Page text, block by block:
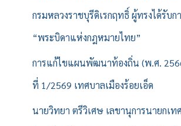
กรมหลวงราชบุรีดิเรกฤทธิ์ ผู้ทรงได้รับก
“พระบิดาแห่งกฎหมายไทย”
การแก้ไขแผนพัฒนาท้องถิ่น (พ.ศ.
ที่ 1/2569 เทศบาลเมืองร้อยเอ็ด
นายวิทยา ตรีวิเศษ เลขานุการนายกเท